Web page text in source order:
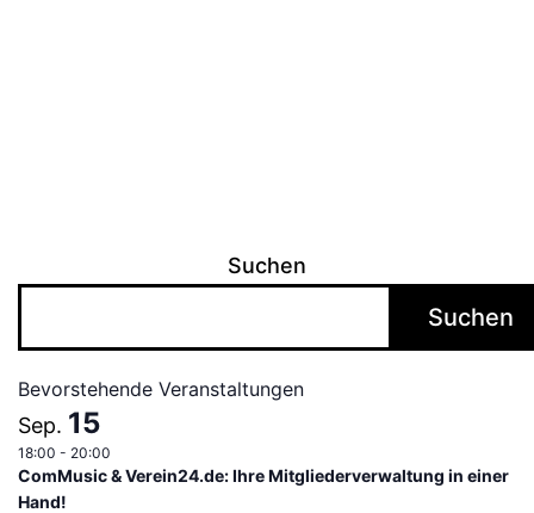
Suchen
Suchen
Bevorstehende Veranstaltungen
Sep. 15
18:00 - 20:00
ComMusic & Verein24.de: Ihre Mitgliederverwaltung in einer
Hand!